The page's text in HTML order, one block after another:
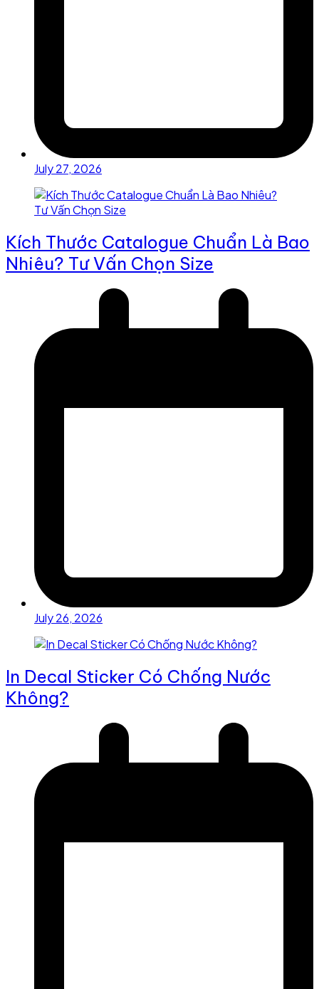
July 27, 2026
Kích Thước Catalogue Chuẩn Là Bao
Nhiêu? Tư Vấn Chọn Size
July 26, 2026
In Decal Sticker Có Chống Nước
Không?